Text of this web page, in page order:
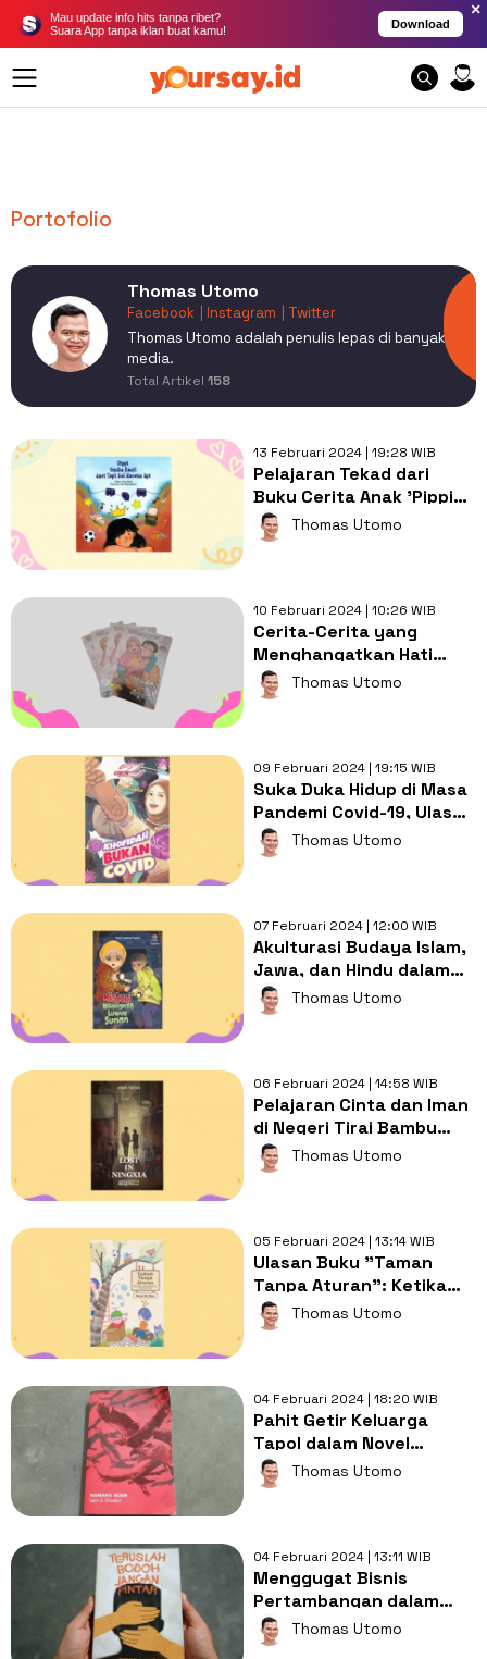
Mau update info hits tanpa ribet?
Suara App tanpa iklan buat kamu!
Download
×
Portofolio
Thomas Utomo
Facebook | Instagram
| Twitter
Thomas Utomo adalah penulis lepas di banyak
media.
Total Artikel 158
13 Februari 2024 | 19:28 WIB
Pelajaran Tekad dari
Buku Cerita Anak 'Pippi
Gadis Kecil dari Tepi Rel
Kereta Api'
Thomas Utomo
10 Februari 2024 | 10:26 WIB
Cerita-Cerita yang
Menghangatkan Hati
dalam 'Kado untuk Ayah'
Thomas Utomo
09 Februari 2024 | 19:15 WIB
Suka Duka Hidup di Masa
Pandemi Covid-19, Ulasan
Novel 'Khofidah Bukan
Covid'
Thomas Utomo
07 Februari 2024 | 12:00 WIB
Akulturasi Budaya Islam,
Jawa, dan Hindu dalam
Misteri Hilangnya Luwur
Sunan
Thomas Utomo
06 Februari 2024 | 14:58 WIB
Pelajaran Cinta dan Iman
di Negeri Tirai Bambu
dalam "Lost in Ningxia"
Thomas Utomo
05 Februari 2024 | 13:14 WIB
Ulasan Buku "Taman
Tanpa Aturan": Ketika
Anak-Anak Dibelenggu
Banyak Aturan
Thomas Utomo
04 Februari 2024 | 18:20 WIB
Pahit Getir Keluarga
Tapol dalam Novel
"Namaku Alam"
Thomas Utomo
04 Februari 2024 | 13:11 WIB
Menggugat Bisnis
Pertambangan dalam
Novel Teruslah Bodoh,
Jangan Pintar
Thomas Utomo